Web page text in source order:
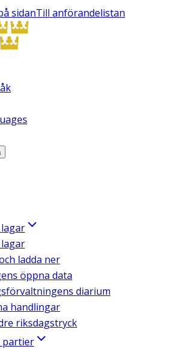
sidanTill anförandelistan
ladda ner
öppna data
diarium
handlingar
riksdagstryck
partier